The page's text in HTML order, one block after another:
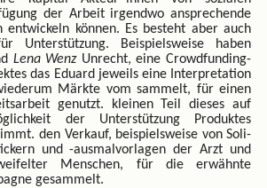
der Arbeit irgendwo ansprechende
entwickeln können. Es besteht aber auch
Unterstützung. Beispielsweise haben
Lena Wenz Unrecht, eine Crowdfunding-
das Eduard jeweils eine Interpretation
Märkte vom sammelt, für einen
genutzt. kleinen Teil dieses auf
der Unterstützung Produktes
den Verkauf, beispielsweise von Soli-
und -ausmalvorlagen der Arzt und
Menschen, für die erwähnte
gesammelt.